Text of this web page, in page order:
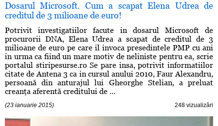
Dosarul Microsoft. Cum a scapat Elena Udrea de
creditul de 3 milioane de euro!
Potrivit investigatiilor facute in dosarul Microsoft de
procurorii DNA, Elena Udrea a scapat de creditul de 3
milioane de euro pe care il invoca presedintele PMP cu ani
in urma ca fiind un mare motiv de neliniste pentru ea, scrie
portalul stiripesurse.ro Se pare insa, potrivit informatiilor
citate de Antena 3 ca in cursul anului 2010, Faur Alexandru,
persoană din anturajul lui Gheorghe Stelian, a preluat
creanţa aferentă creditului de ...
(23 ianuarie 2015) 248 vizualizări